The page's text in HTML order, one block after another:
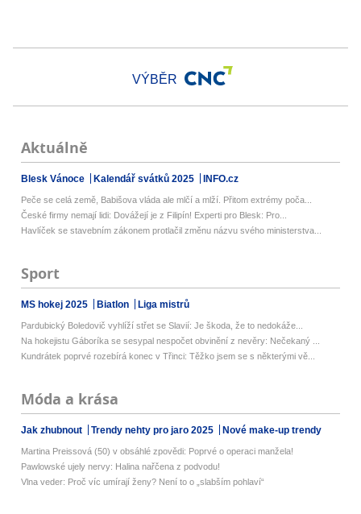
VÝBĚR
Aktuálně
Blesk Vánoce Kalendář svátků 2025 INFO.cz
Peče se celá země, Babišova vláda ale mlčí a mlží. Přitom extrémy poča...
České firmy nemají lidi: Dovážejí je z Filipín! Experti pro Blesk: Pro...
Havlíček se stavebním zákonem protlačil změnu názvu svého ministerstva...
Sport
MS hokej 2025 Biatlon Liga mistrů
Pardubický Boledovič vyhlíží střet se Slavií: Je škoda, že to nedokáže...
Na hokejistu Gáboríka se sesypal nespočet obvinění z nevěry: Nečekaný ...
Kundrátek poprvé rozebírá konec v Třinci: Těžko jsem se s některými vě...
Móda a krása
Jak zhubnout Trendy nehty pro jaro 2025 Nové make-up trendy
Martina Preissová (50) v obsáhlé zpovědi: Poprvé o operaci manžela!
Pawlowské ujely nervy: Halina nařčena z podvodu!
Vlna veder: Proč víc umírají ženy? Není to o „slabším pohlaví“